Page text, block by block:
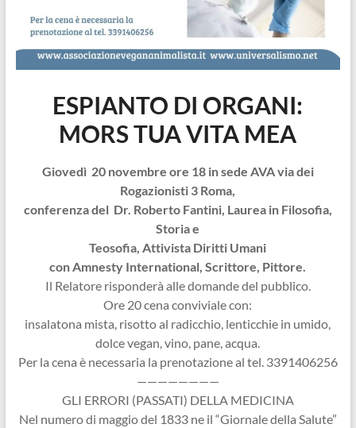
ESPIANTO DI ORGANI:
MORS TUA VITA MEA
Giovedì 20 novembre ore 18 in sede AVA via dei
Rogazionisti 3 Roma,
conferenza del Dr. Roberto Fantini, Laurea in Filosofia,
Storia e
Teosofia, Attivista Diritti Umani
con Amnesty International, Scrittore, Pittore.
Il Relatore risponderà alle domande del pubblico.
Ore 20 cena conviviale con:
insalatona mista, risotto al radicchio, lenticchie in umido,
dolce vegan, vino, pane, acqua.
Per la cena è necessaria la prenotazione al tel. 3391406256
————————
GLI ERRORI (PASSATI) DELLA MEDICINA
Nel numero di maggio del 1833 ne il “Giornale della Salute”